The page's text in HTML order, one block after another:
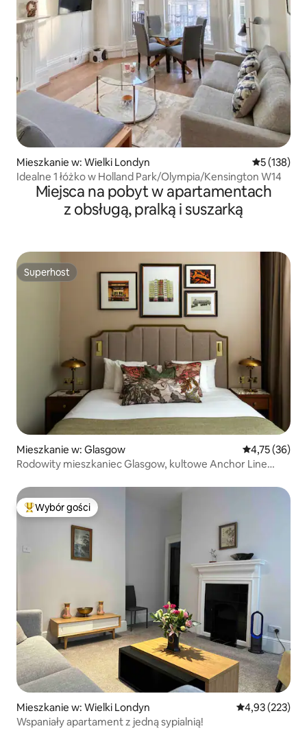
Mieszkanie w: Wielki Londyn Średnia
5 (138)
Idealne 1 łóżko w Holland Park/Olympia/Kensington W14
Miejsca na pobyt w apartamentach
z obsługą, pralką i suszarką
Superhost
Superhost
Mieszkanie w: Glasgow Średnia
4,75 (36)
Rodowity mieszkaniec Glasgow, kultowe Anchor Line
Najpopularniejsze z kategorii Wybór gości
Wybór gości
Mieszkanie w: Wielki Londyn Średnia
4,93 (223)
Wspaniały apartament z jedną sypialnią!